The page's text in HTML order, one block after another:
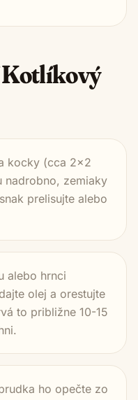
Kotlíkový
kocky (cca 2x2
nadrobno, zemiaky
prelisujte alebo
alebo hrnci
olej a orestujte
to približne 10-15
ho opečte zo